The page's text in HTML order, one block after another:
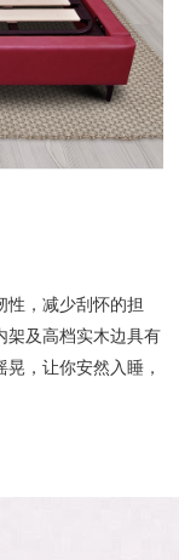
性，减少刮怀的担
架及高档实木边具有
，让你安然入睡，